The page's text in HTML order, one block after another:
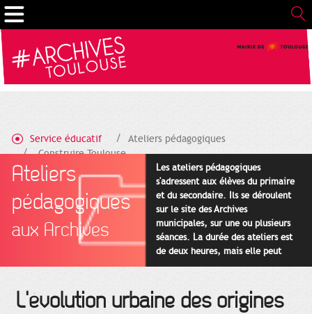
Service éducatif
Ateliers pédagogiques
Construire Toulouse
Ateliers
pédagogiques
aux Archives
Les ateliers pédagogiques
s'adressent aux élèves du primaire
et du secondaire. Ils se déroulent
sur le site des Archives
municipales, sur une ou plusieurs
séances. La durée des ateliers est
de deux heures, mais elle peut
être adaptée en fonction des
enseignants.
L'évolution urbaine des origines
Cookies management panel